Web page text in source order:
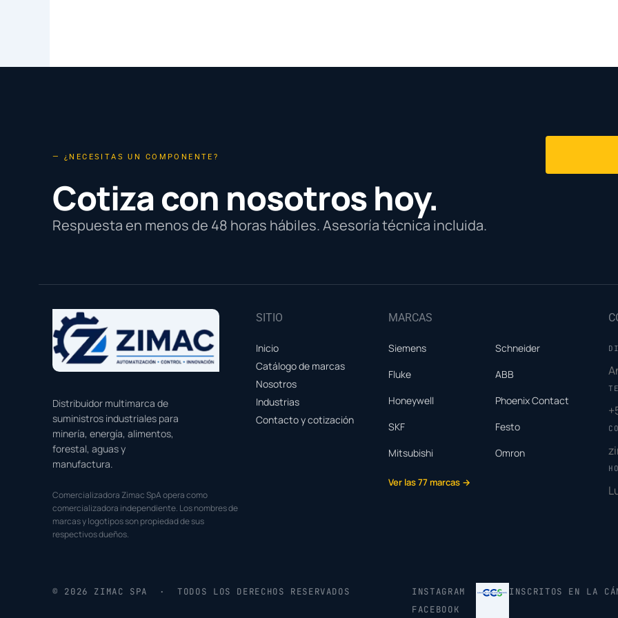
— ¿NECESITAS UN COMPONENTE?
Cotiza con nosotros hoy.
Respuesta en menos de 48 horas hábiles. Asesoría técnica incluida.
Distribuidor multimarca de
suministros industriales para
minería, energía, alimentos,
forestal, aguas y
manufactura.
Comercializadora Zimac SpA opera como
comercializadora independiente. Los nombres de
marcas y logotipos son propiedad de sus
respectivos dueños.
SITIO
Inicio
Catálogo de marcas
Nosotros
Industrias
Contacto y cotización
MARCAS
Siemens
Schneider
Fluke
ABB
Honeywell
Phoenix Contact
SKF
Festo
Mitsubishi
Omron
Ver las 77 marcas →
© 2026 ZIMAC SPA · TODOS LOS DERECHOS RESERVADOS
INSTAGRAM
FACEBOOK
INSCRITOS EN LA